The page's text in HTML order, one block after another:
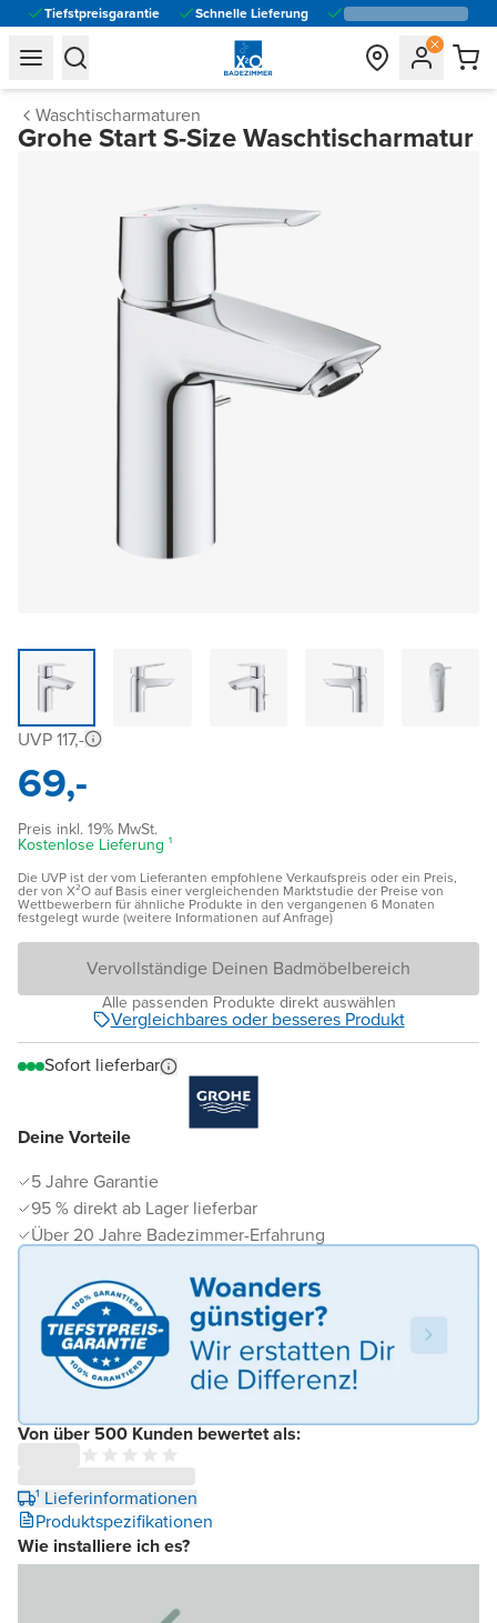
Tiefstpreisgarantie Schnelle Lieferung
general.navigation.toggle_menu.label
general.navigation.toggle_menu.label
Waschtischarmaturen
Grohe Start S-Size Waschtischarmatur
Deine Vorteile
5 Jahre Garantie
95 % direkt ab Lager lieferbar
Über 20 Jahre Badezimmer-Erfahrung
Von über 500 Kunden bewertet als:
¹ Lieferinformationen
Produktspezifikationen
Wie installiere ich es?
UVP 117,-
69,-
Preis inkl. 19% MwSt.
Kostenlose Lieferung ¹
Die UVP ist der vom Lieferanten empfohlene Verkaufspreis oder ein Preis,
der von X²O auf Basis einer vergleichenden Marktstudie der Preise von
Wettbewerbern für ähnliche Produkte in den vergangenen 6 Monaten
festgelegt wurde (weitere Informationen auf Anfrage)
Vervollständige Deinen Badmöbelbereich
Alle passenden Produkte direkt auswählen
Vergleichbares oder besseres Produkt
Sofort lieferbar